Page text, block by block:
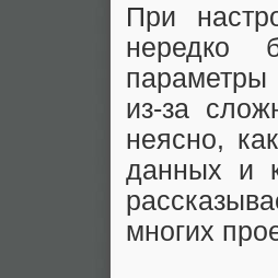
При
нередко
из-за
неясно,
данных и
многих